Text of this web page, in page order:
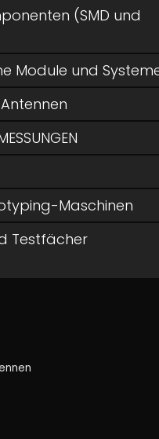
(SMD und
Module und
Maschinen
Testfächer